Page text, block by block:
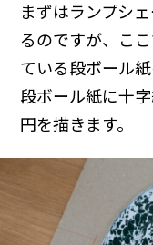
まずはランプシ
るのですが、こ
ている段ボール
段ボール紙に十
円を描きます。